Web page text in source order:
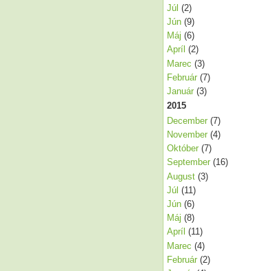
Júl (2)
Jún(9)
Máj (6)
Apríl (2)
Marec (3)
Február(7)
Január(3)
2015
December(7)
November(4)
Október(7)
September(16)
August(3)
Júl (11)
Jún(6)
Máj (8)
Apríl (11)
Marec (4)
Február(2)